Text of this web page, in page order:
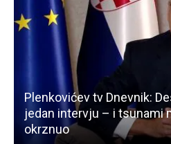
Plenkovićev tv Dnevnik:
jedan intervju – i tsunami
okrznuo